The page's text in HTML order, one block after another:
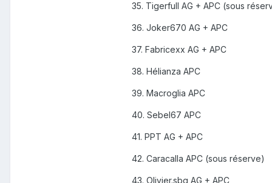
35. Tigerfull AG + APC (sous
36. Joker670 AG + APC
37. Fabricexx AG + APC
38. Hélianza APC
39. Macroglia APC
40. Sebel67 APC
41. PPT AG + APC
42. Caracalla APC (sous réserve)
43. Olivier.sbg AG + APC